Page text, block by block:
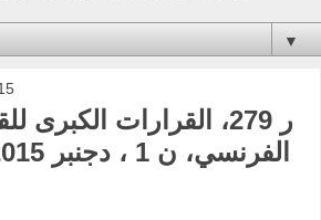
▼
ر 279، القرارات الكبرى